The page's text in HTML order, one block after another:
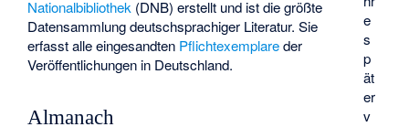
e
s
p
ät
er
v
Nationalbibliothek (DNB) erstellt und ist die größte
Datensammlung deutschsprachiger Literatur. Sie
erfasst alle eingesandten Pflichtexemplareder
Veröffentlichungen in Deutschland.
Almanach